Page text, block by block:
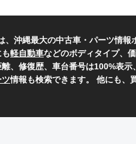
沖縄最大の中古車・パーツ情報
軽自動車などのボディタイプ、
、修復歴、車台番号は100%表
ツ情報も検索できます。 他にも、